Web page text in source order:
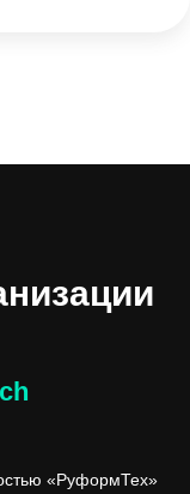
«РуформТех»